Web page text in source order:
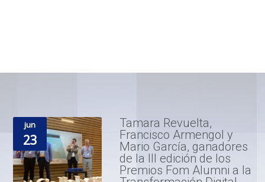
Tamara Revuelta,
Francisco Armengol y
Mario García, ganadores
de la III edición de los
Premios Fom Alumni a la
jun
23